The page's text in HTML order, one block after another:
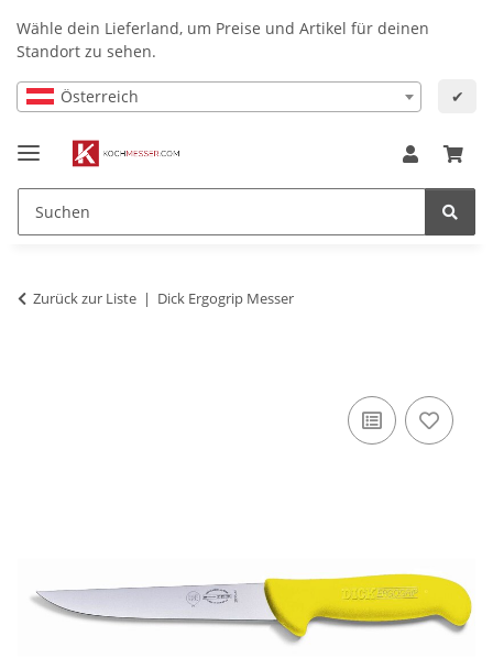
Wähle dein Lieferland, um Preise und Artikel für deinen
Standort zu sehen.
Österreich ✔
Zurück zur Liste Dick Ergogrip Messer